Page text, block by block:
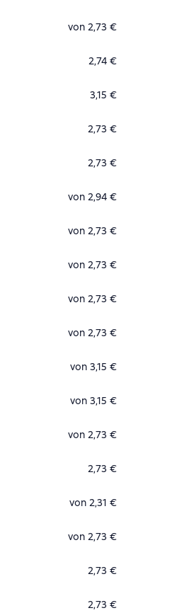
von 2,73 €
2,74 €
3,15 €
2,73 €
2,73 €
von 2,94 €
von 2,73 €
von 2,73 €
von 2,73 €
von 2,73 €
von 3,15 €
von 3,15 €
von 2,73 €
2,73 €
von 2,31 €
von 2,73 €
2,73 €
2,73 €